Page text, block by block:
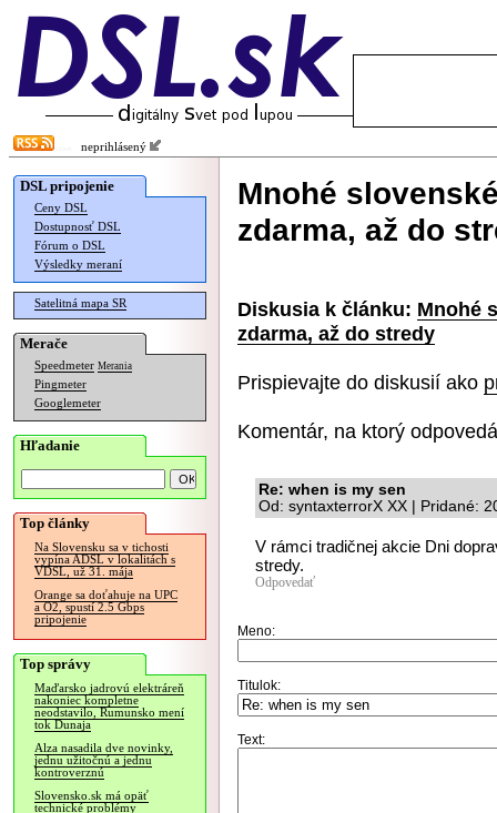
neprihlásený
DSL pripojenie
Ceny DSL
Dostupnosť DSL
Fórum o DSL
Výsledky meraní
Satelitná mapa SR
Merače
Speedmeter Merania
Pingmeter
Googlemeter
Hľadanie
Top články
Na Slovensku sa v tichosti
vypína ADSL v lokalitách s
VDSL, už 31. mája
Orange sa doťahuje na UPC
a O2, spustí 2.5 Gbps
pripojenie
Top správy
Maďarsko jadrovú elektráreň
nakoniec kompletne
neodstavilo, Rumunsko mení
tok Dunaja
Alza nasadila dve novinky,
jednu užitočnú a jednu
kontroverznú
Slovensko.sk má opäť
technické problémy
Mnohé
zdarma, až do
Diskusia k článku: Mnohé
zdarma, až do stredy
Prispievajte do diskusií ako
Komentár, na ktorý
Re: when is my sen
Od: syntaxterrorX XX | Pridané:
V rámci tradičnej akcie Dni
stredy.
Odpovedať
Meno:
Titulok:
Text: